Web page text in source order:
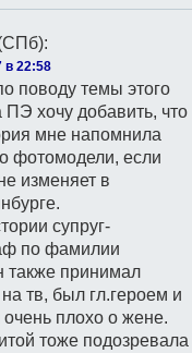
:
в 22:58
поводу темы этого
ПЭ хочу добавить, что
мне напомнила
фотомодели, если
изменяет в
супруг-
по фамилии
также принимал
тв, был гл.героем и
очень плохо о жене.
тоже подозревала